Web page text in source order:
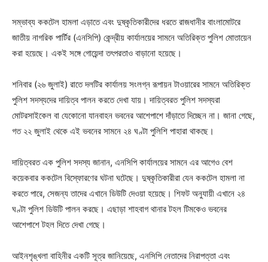
সম্ভাব্য ককটেল হামলা এড়াতে এবং দুষ্কৃতিকারীদের ধরতে রাজধানীর বাংলামোটরে
জাতীয় নাগরিক পার্টির (এনসিপি) কেন্দ্রীয় কার্যালয়ের সামনে অতিরিক্ত পুলিশ মোতায়েন
করা হয়েছে। একই সঙ্গে গোয়েন্দা তৎপরতাও বাড়ানো হয়েছে।
শনিবার (২৬ জুলাই) রাতে দলটির কার্যালয় সংলগ্ন রূপায়ন টাওয়ারের সামনে অতিরিক্ত
পুলিশ সদস্যদের দায়িত্ব পালন করতে দেখা যায়। দায়িত্বরত পুলিশ সদস্যরা
মোটরসাইকেল বা যেকোনো যানবাহন ভবনের আশেপাশে দাঁড়াতে দিচ্ছেন না। জানা গেছে,
গত ২২ জুলাই থেকে এই ভবনের সামনে ২৪ ঘণ্টা পুলিশি পাহারা থাকছে।
দায়িত্বরত এক পুলিশ সদস্য জানান, এনসিপি কার্যালয়ের সামনে এর আগেও বেশ
কয়েকবার ককটেল বিস্ফোরণের ঘটনা ঘটেছে। দুষ্কৃতিকারীরা যেন ককটেল হামলা না
করতে পারে, সেজন্য তাদের এখানে ডিউটি দেওয়া হয়েছে। শিফট অনুযায়ী এখানে ২৪
ঘণ্টা পুলিশ ডিউটি পালন করছে। এছাড়া শাহবাগ থানার টহল টিমকেও ভবনের
আশেপাশে টহল দিতে দেখা গেছে।
আইনশৃঙ্খলা বাহিনীর একটি সূত্র জানিয়েছে, এনসিপি নেতাদের নিরাপত্তা এবং